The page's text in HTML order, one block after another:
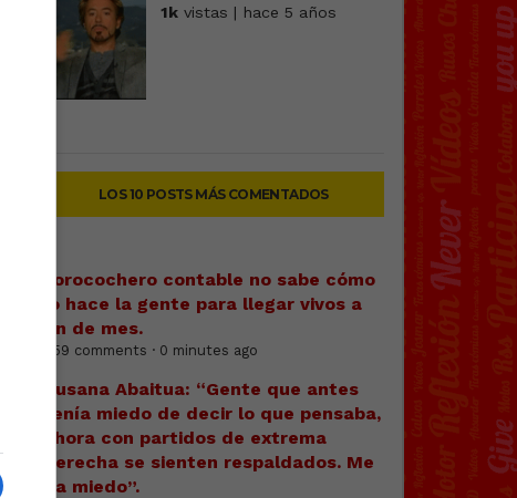
1kvistas | hace 5 años
LOS 10 POSTS MÁS COMENTADOS
Forocochero contable no sabe cómo
lo hace la gente para llegar vivos a
fin de mes.
359 comments · 0 minutes ago
Susana Abaitua: “Gente que antes
tenía miedo de decir lo que pensaba,
ahora con partidos de extrema
derecha se sienten respaldados. Me
da miedo”.